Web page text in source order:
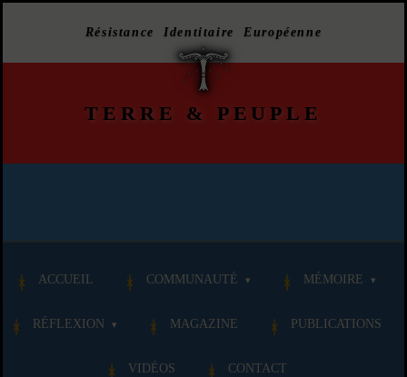
Résistance Identitaire Européenne
TERRE & PEUPLE
ACCUEIL COMMUNAUTÉ MÉMOIRE
RÉFLEXION MAGAZINE PUBLICATIONS
VIDÉOS CONTACT